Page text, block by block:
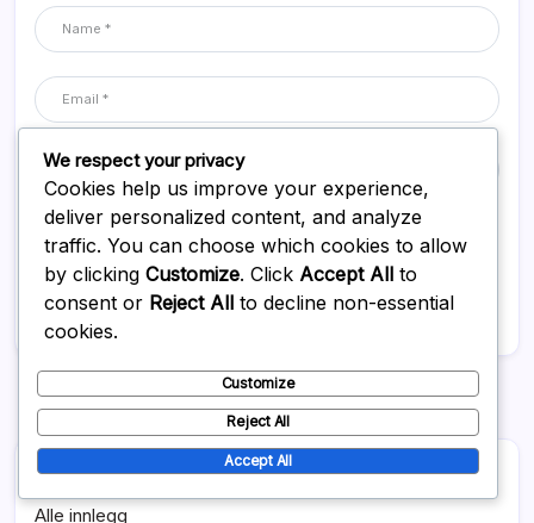
Save my name, email, and website in this browser for the next
time I comment.
Lenker
Alle innlegg
We respect your privacy
Cookies help us improve your experience,
deliver personalized content, and analyze
traffic. You can choose which cookies to allow
by clicking Customize. Click Accept All to
consent or Reject All to decline non-essential
cookies.
Customize
Reject All
Accept All